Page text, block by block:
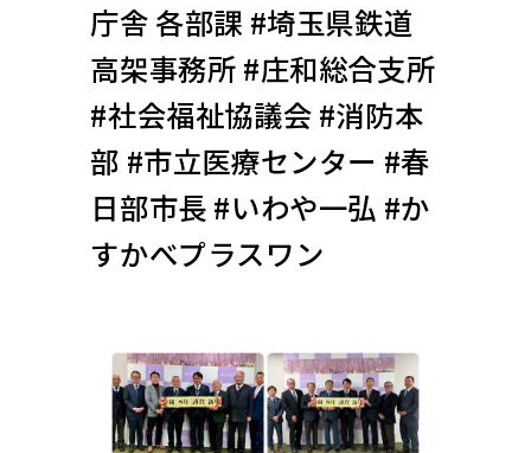
庁舎 各部課 #埼玉県鉄道
高架事務所 #庄和総合支所
#社会福祉協議会 #消防本
部 #市立医療センター #春
日部市長 #いわや一弘 #か
すかべプラスワン